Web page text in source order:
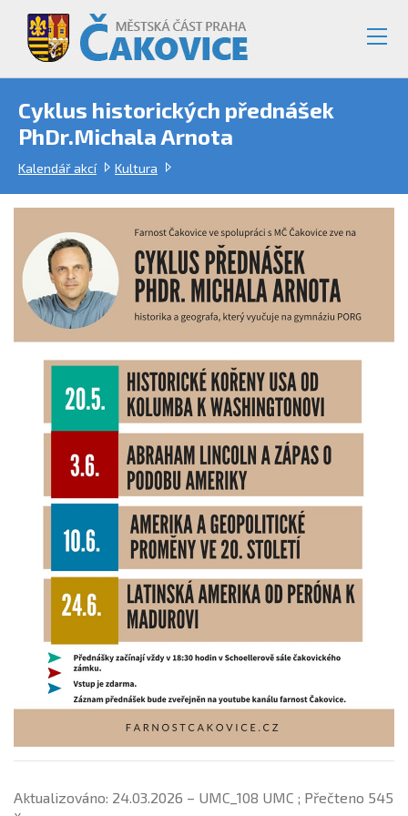
Cyklus historických přednášek
PhDr.Michala Arnota
Kalendář akcí Kultura
Aktualizováno: 24.03.2026 – UMC_108 UMC ; Přečteno 545